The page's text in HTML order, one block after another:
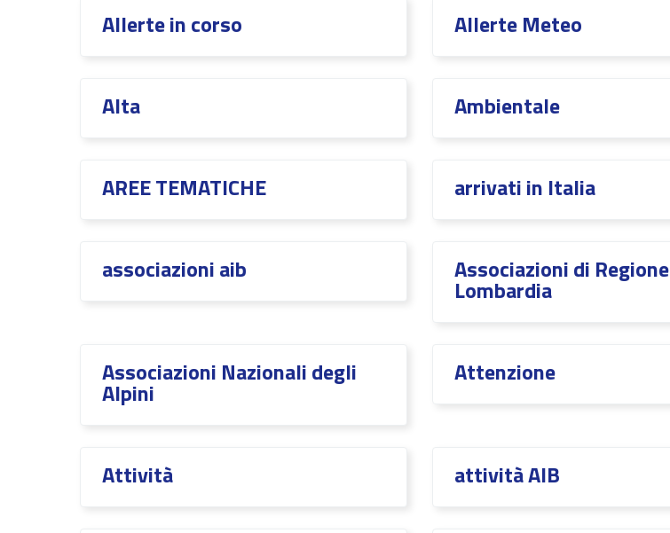
Allerte in corso Allerte Meteo
Alta Ambientale
AREE TEMATICHE arrivati in Italia
associazioni aib Associazioni di Regione
Lombardia
Associazioni Nazionali degli
Alpini
Attenzione
Attività attività AIB